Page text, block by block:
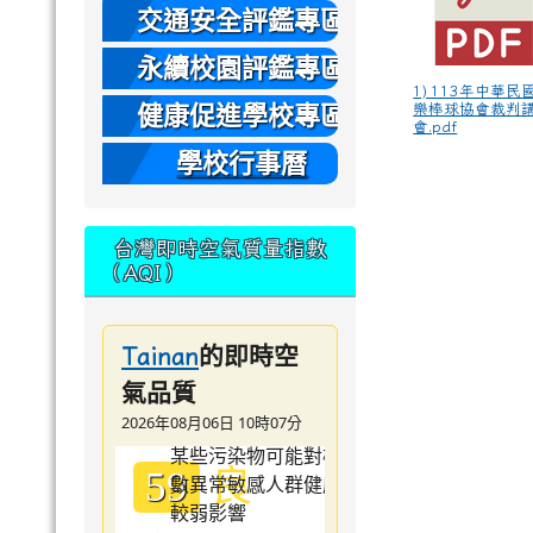
1) 113年中華民
樂棒球協會裁判
會.pdf
本
交通安全評鑑專區
永續校園評鑑專區
健康促進學校專區
學校行事曆
台灣即時空氣質量指數
（AQI）
Tainan的即時空
氣品質
2026年08月06日 10時07分
59 良